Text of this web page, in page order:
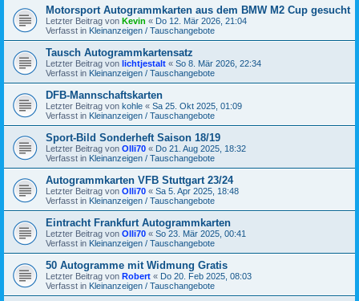
Motorsport Autogrammkarten aus dem BMW M2 Cup gesucht
Letzter Beitrag von Kevin « Do 12. Mär 2026, 21:04
Verfasst in Kleinanzeigen / Tauschangebote
Tausch Autogrammkartensatz
Letzter Beitrag von lichtjestalt « So 8. Mär 2026, 22:34
Verfasst in Kleinanzeigen / Tauschangebote
DFB-Mannschaftskarten
Letzter Beitrag von kohle « Sa 25. Okt 2025, 01:09
Verfasst in Kleinanzeigen / Tauschangebote
Sport-Bild Sonderheft Saison 18/19
Letzter Beitrag von Olli70 « Do 21. Aug 2025, 18:32
Verfasst in Kleinanzeigen / Tauschangebote
Autogrammkarten VFB Stuttgart 23/24
Letzter Beitrag von Olli70 « Sa 5. Apr 2025, 18:48
Verfasst in Kleinanzeigen / Tauschangebote
Eintracht Frankfurt Autogrammkarten
Letzter Beitrag von Olli70 « So 23. Mär 2025, 00:41
Verfasst in Kleinanzeigen / Tauschangebote
50 Autogramme mit Widmung Gratis
Letzter Beitrag von Robert « Do 20. Feb 2025, 08:03
Verfasst in Kleinanzeigen / Tauschangebote